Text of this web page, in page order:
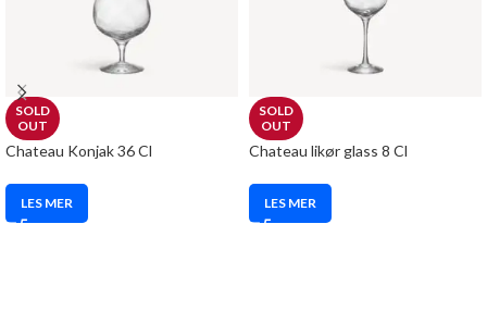
SOLD
OUT
Chateau Konjak 36 Cl
LES MER
SOLD
OUT
Chateau likør glass 8 Cl
LES MER